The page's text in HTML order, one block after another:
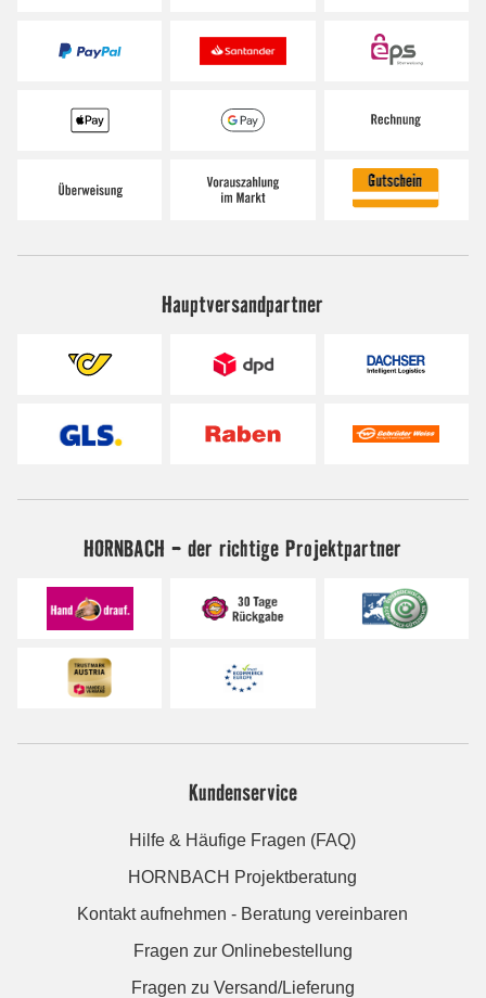
Hauptversandpartner
HORNBACH - der richtige Projektpartner
Kundenservice
Hilfe & Häufige Fragen (FAQ)
HORNBACH Projektberatung
Kontakt aufnehmen - Beratung vereinbaren
Fragen zur Onlinebestellung
Fragen zu Versand/Lieferung